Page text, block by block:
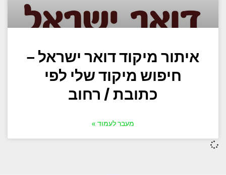
איתור מיקוד דואר ישראל –
חיפוש מיקוד שלי לפי
כתובת / רחוב
מעבר לעמוד »